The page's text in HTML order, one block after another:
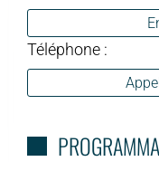
Téléphone :